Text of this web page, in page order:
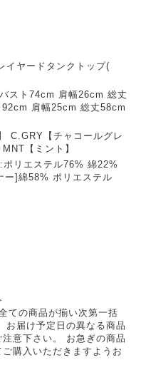
イヤードタンクトップ(
スト74cm 肩幅26cm 総丈
肩幅25cm 総丈58cm
C.GRY【チャコールグレ
【ミント】
リエステル76% 綿22%
ー]綿58% ポリエステル
ての商品が揃い次第一括
お届け予定日の異なる商品
意下さい。 お急ぎの商品
購入いただきますようお